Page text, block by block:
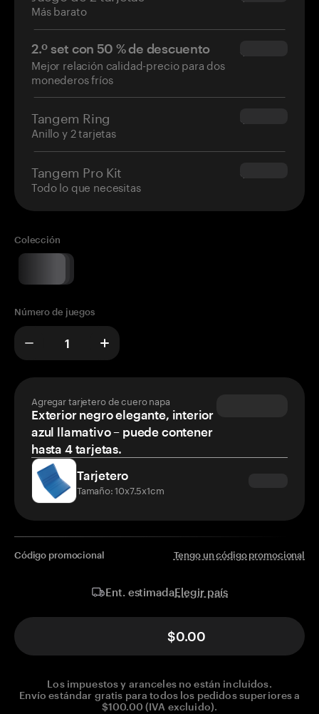
Más barato
2.º set con 50 % de descuento
Mejor relación calidad-precio para dos
monederos fríos
$34.95
Tangem Ring
Anillo y 2 tarjetas
$160.00
Tangem Pro Kit
Todo lo que necesitas
$180.00
Colección
Número de juegos
Agregar tarjetero de cuero napa
Exterior negro elegante, interior
azul llamativo – puede contener
hasta 4 tarjetas.
Tarjetero
Tamaño: 10x7.5x1cm
Código promocional Tengo un código promocional
Ent. estimadaElegir país
$0.00
Los impuestos y aranceles no están incluidos.
Envío estándar gratis para todos los pedidos superiores a
$100.00 (IVA excluido).